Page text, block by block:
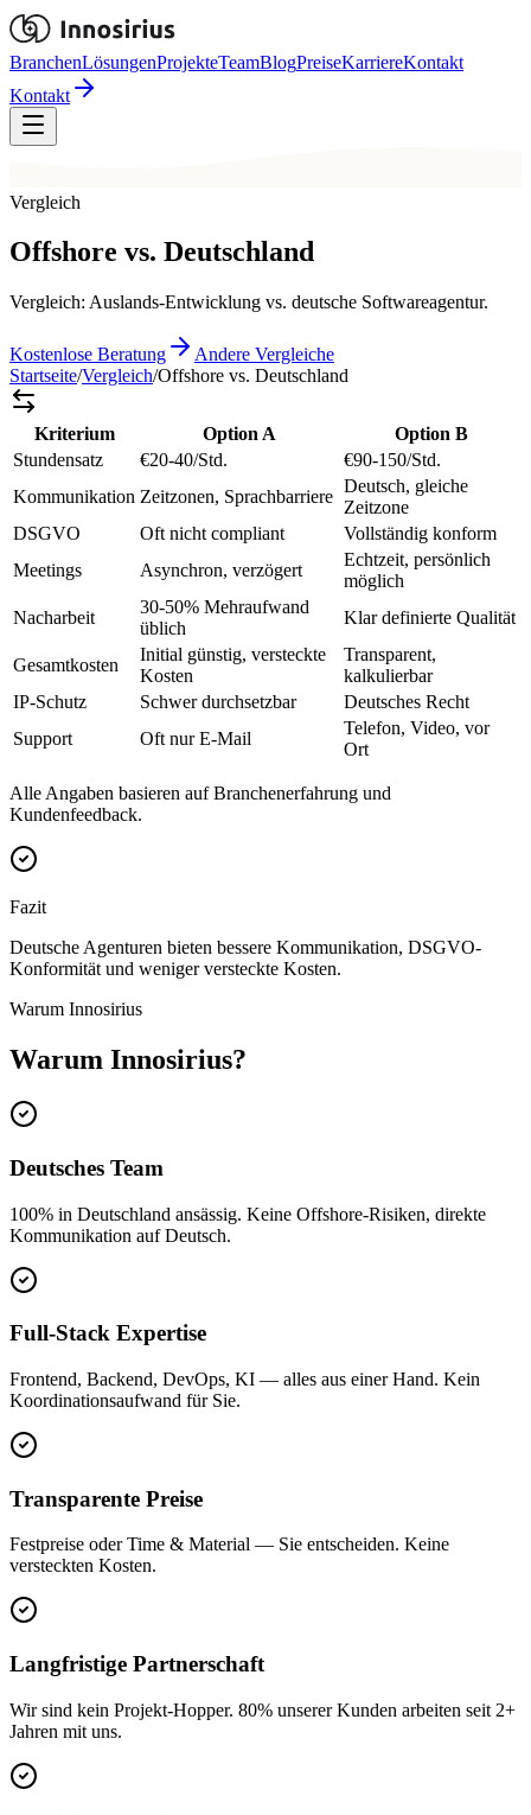
BranchenLösungenProjekteTeamBlogPreiseKarriereKontakt
Kontakt
Vergleich
Offshore vs. Deutschland
Vergleich: Auslands-Entwicklung vs. deutsche Softwareagentur.
Kostenlose Beratung
Andere Vergleiche
Startseite/Vergleich/Offshore vs. Deutschland
Kriterium Option A
Option B
Stundensatz
€20-40/Std.
€90-150/Std.
Kommunikation Zeitzonen, Sprachbarriere
Deutsch, gleiche
Zeitzone
DSGVO
Oft nicht compliant
Vollständig konform
Meetings
Asynchron, verzögert
Echtzeit, persönlich
möglich
Nacharbeit
30-50% Mehraufwand
üblich
Klar definierte Qualität
Gesamtkosten
Initial günstig, versteckte
Kosten
Transparent,
kalkulierbar
IP-Schutz
Schwer durchsetzbar
Deutsches Recht
Support
Oft nur E-Mail
Telefon, Video, vor
Ort
Alle Angaben basieren auf Branchenerfahrung und
Kundenfeedback.
Fazit
Deutsche Agenturen bieten bessere Kommunikation, DSGVO-
Konformität und weniger versteckte Kosten.
Warum Innosirius
Warum Innosirius?
Deutsches Team
100% in Deutschland ansässig. Keine Offshore-Risiken, direkte
Kommunikation auf Deutsch.
Full-Stack Expertise
Frontend, Backend, DevOps, KI — alles aus einer Hand. Kein
Koordinationsaufwand für Sie.
Transparente Preise
Festpreise oder Time & Material — Sie entscheiden. Keine
versteckten Kosten.
Langfristige Partnerschaft
Wir sind kein Projekt-Hopper. 80% unserer Kunden arbeiten seit 2+
Jahren mit uns.